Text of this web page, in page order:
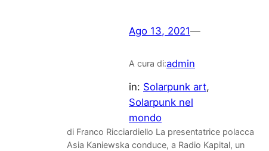
Ago 13, 2021—
A cura di:admin
in: Solarpunk art
Solarpunk nel
mondo
di Franco Ricciardiello La presentatrice polacca
Asia Kaniewska conduce, a Radio Kapital, un